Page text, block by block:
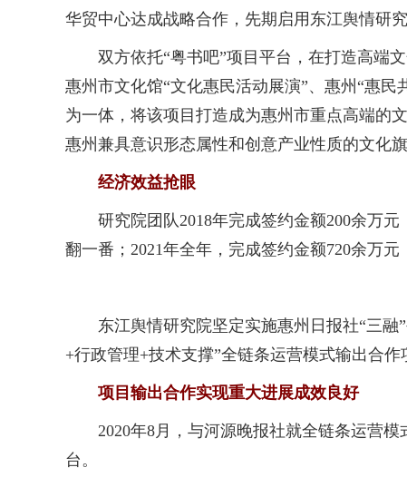
华贸中心达成战略合作，先期启用东江舆情研
双方依托“粤书吧”项目平台，在打造高端文
惠州市文化馆“文化惠民活动展演”、惠州“惠
为一体，将该项目打造成为惠州市重点高端的
惠州兼具意识形态属性和创意产业性质的文化
经济效益抢眼
研究院团队2018年完成签约金额200余万元
翻一番；2021年全年，完成签约金额720余万
东江舆情研究院坚定实施惠州日报社“三融”
+行政管理+技术支撑”全链条运营模式输出合
项目输出合作实现重大进展成效良好
2020年8月，与河源晚报社就全链条运营模
台。